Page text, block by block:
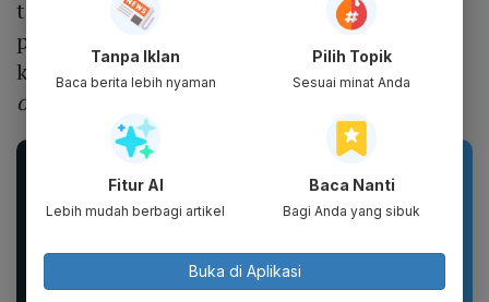
tersebut, kami masih membutuhkan
pendalaman lebih lanjut terkait status
ketenagakerjaan bagi ojol maupun kurir
online
Rekomendasi Produk
Tanpa Iklan
Baca berita lebih nyaman
Pilih Topik
Sesuai minat Anda
Fitur AI
Lebih mudah berbagi artikel
Baca Nanti
Bagi Anda yang sibuk
Buka di Aplikasi